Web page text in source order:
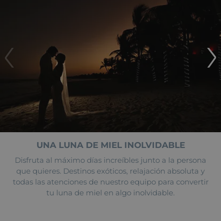
UNA LUNA DE MIEL INOLVIDABLE
Disfruta al máximo días increíbles junto a la persona
que quieres. Destinos exóticos, relajación absoluta y
todas las atenciones de nuestro equipo para convertir
tu luna de miel en algo inolvidable.